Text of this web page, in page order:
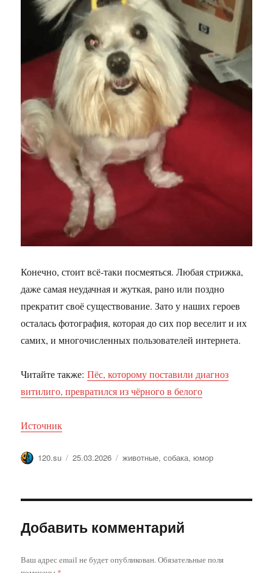
Конечно, стоит всё-таки посмеяться. Любая стрижка,
даже самая неудачная и жуткая, рано или поздно
прекратит своё существование. Зато у наших героев
осталась фотография, которая до сих пор веселит и их
самих, и многочисленных пользователей интернета.
Читайте также:Пёс, которому поставили диагноз
витилиго, превратился из чёрного в белого
Источник
Автор
120.su Опубликовано
25.03.2026 Метки
животные,собака, юмор
Добавить комментарий
Ваш адрес email не будет опубликован.Обязательные поля